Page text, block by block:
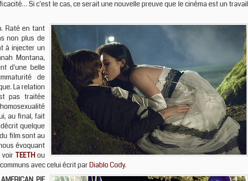
Si c'est le cas, ce serait une nouvelle preuve que le cinéma est un travail
Raté en tant
non plus de
à injecter un
Montana,
d'une belle
de
La relation
pas traitée
au final, fait
quelque
film sont au
évoquant
TEETH ou
avec celui écrit par Diablo Cody.